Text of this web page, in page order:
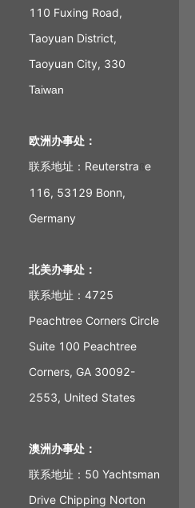
110 Fuxing Road,
Taoyuan District,
Taoyuan City, 330
Taiwan
欧洲办事处：
联系地址：Reuterstra e
116, 53129 Bonn,
Germany
北美办事处：
联系地址：4725
Peachtree Corners Circle
Suite 100 Peachtree
Corners, GA 30092-
2553, United States
澳洲办事处：
联系地址：50 Yachtsman
Drive Chipping Norton